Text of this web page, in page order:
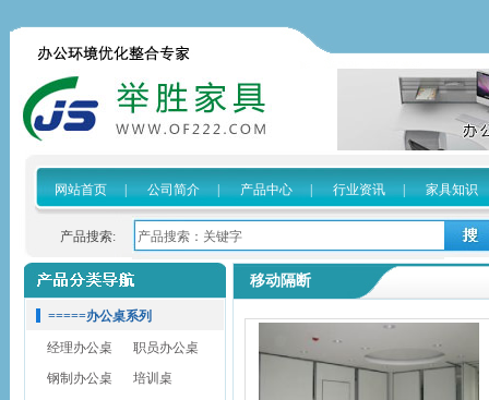
网站首页 公司简介 产品中心 行业资讯 家具知识
产品搜索:
=====办公桌系列
经理办公桌
职员办公桌
钢制办公桌
培训桌
移动隔断